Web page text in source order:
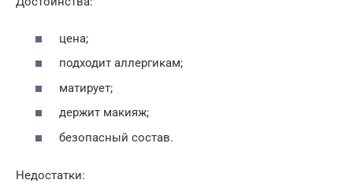
цена;
подходит аллергикам;
матирует;
держит макияж;
безопасный состав.
Недостатки: